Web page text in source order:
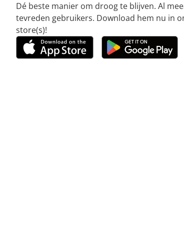
Dé beste manier om droog te blijven. Al
tevreden gebruikers. Download hem nu in
store(s)!